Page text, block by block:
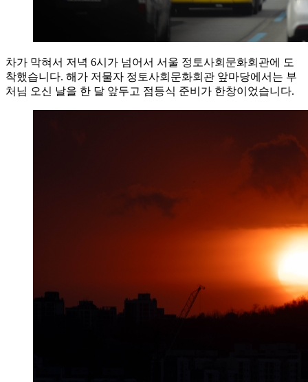
차가 막혀서 저녁 6시가 넘어서 서울 정토사회문화회관에 도
착했습니다. 해가 저물자 정토사회문화회관 앞마당에서는 부
처님 오신 날을 한 달 앞두고 점등식 준비가 한창이었습니다.